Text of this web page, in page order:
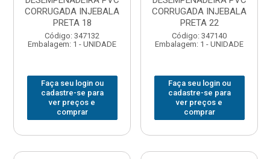
CORRUGADA INJEBALA
PRETA 18
Código: 347132
Embalagem: 1 - UNIDADE
Faça seu login ou
cadastre-se para
ver preços e
comprar
CORRUGADA INJEBALA
PRETA 22
Código: 347140
Embalagem: 1 - UNIDADE
Faça seu login ou
cadastre-se para
ver preços e
comprar